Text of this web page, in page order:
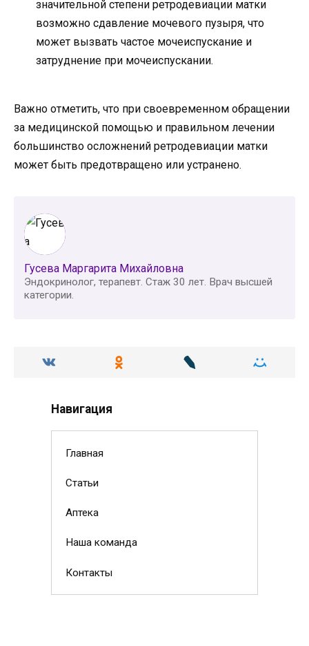
значительной степени ретродевиации матки
возможно сдавление мочевого пузыря, что
может вызвать частое мочеиспускание и
затруднение при мочеиспускании.
Важно отметить, что при своевременном обращении
за медицинской помощью и правильном лечении
большинство осложнений ретродевиации матки
может быть предотвращено или устранено.
Гусева Маргарита Михайловна
Эндокринолог, терапевт. Стаж 30 лет. Врач высшей
категории.
Навигация
Главная
Статьи
Аптека
Наша команда
Контакты